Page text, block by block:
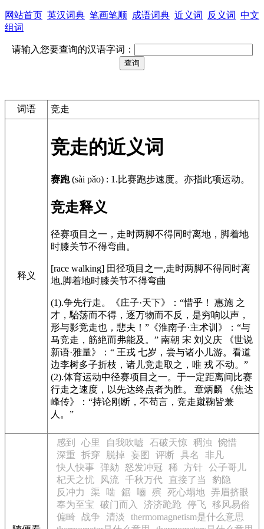
网站首页 英汉词典 笔画笔顺 成语词典 近义词 反义词 中文
组词
请输入您要查询的汉语字词：
词语 竞走
释义
竞走的近义词
赛跑 (sài pǎo) : 1.比赛跑步速度。亦指此项运动。
竞走释义
径赛项目之一，走时两脚不得同时离地，脚着地
时膝关节不得弯曲。
[race walking] 田径项目之一,走时两脚不得同时离
地,脚着地时膝关节不得弯曲
(1).争先行走。 《庄子·天下》
：“惜乎！ 惠施 之
才，駘荡而不得，逐万物而不反，是穷响以声，
形与影竞走也，悲夫！” 《淮南子·主术训》
：“与
马竞走，筋絶而弗能及。” 南朝 宋 刘义庆
《世说
新语·雅量》
：“ 王戎 七岁，尝与诸小儿游。看道
边李树多子折枝，诸儿竞走取之，唯 戎 不动。”
(2).体育运动中径赛项目之一。于一定距离间比赛
行走之速度，以先达终点者为胜。 章炳麟
《焦达
峰传》
：“持论刚断，不苟言，竞走蹴鞠皆兼
人。”
感到 心里 自我吹嘘 石破天惊 稠浊
惋惜
深重
拆穿 脱掉 妄图 评断 具名
非凡
快人快事
弹劾 怒发冲冠 稀 方针 公子哥儿
杞天之忧
风流 千秋万代 直接了当
豹隐
反冲力
渠 啮 鋸 嚙 殡 死心塌地 弄眉挤眼
奉为至宝
破门而入 济济跄跄 停飞
移风易俗
偏畸 战争 清淡
thermomagnetism是什么意思